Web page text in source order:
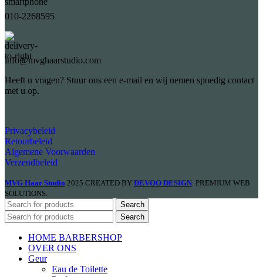
010-2268595
info@mvghaarstudio.com
Heeft u vragen? Stuur ons een e-mail en wij nemen spoedig contact
met u op.
Privacybeleid
Retourbeleid
Algemene Voorwaarden
Verzendbeleid
MVG Haar Studio 2025 CREATED BY DEVOO DESIGN. PREMIUM WEB
SOLUTIONS.
Search
Search
HOME BARBERSHOP
OVER ONS
Geur
Eau de Toilette